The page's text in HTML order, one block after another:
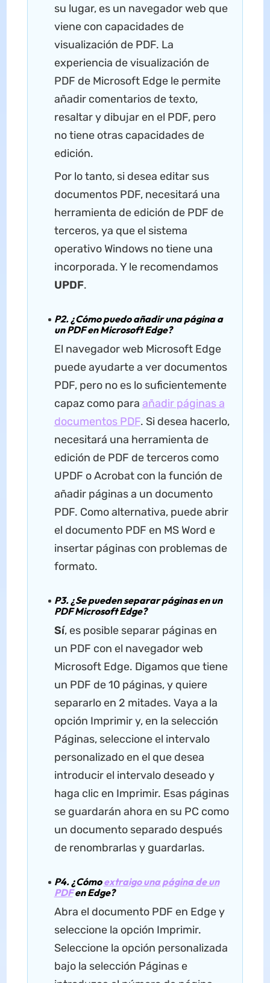
su lugar, es un navegador web que
viene con capacidades de
visualización de PDF. La
experiencia de visualización de
PDF de Microsoft Edge le permite
añadir comentarios de texto,
resaltar y dibujar en el PDF, pero
no tiene otras capacidades de
edición.
Por lo tanto, si desea editar sus
documentos PDF, necesitará una
herramienta de edición de PDF de
terceros, ya que el sistema
operativo Windows no tiene una
incorporada. Y le recomendamos
UPDF.
P2. ¿Cómo puedo añadir una página a
un PDF en Microsoft Edge?
El navegador web Microsoft Edge
puede ayudarte a ver documentos
PDF, pero no es lo suficientemente
capaz como para añadir páginas a
documentos PDF. Si desea hacerlo,
necesitará una herramienta de
edición de PDF de terceros como
UPDF o Acrobat con la función de
añadir páginas a un documento
PDF. Como alternativa, puede abrir
el documento PDF en MS Word e
insertar páginas con problemas de
formato.
P3. ¿Se pueden separar páginas en un
PDF Microsoft Edge?
Sí, es posible separar páginas en
un PDF con el navegador web
Microsoft Edge. Digamos que tiene
un PDF de 10 páginas, y quiere
separarlo en 2 mitades. Vaya a la
opción Imprimir y, en la selección
Páginas, seleccione el intervalo
personalizado en el que desea
introducir el intervalo deseado y
haga clic en Imprimir. Esas páginas
se guardarán ahora en su PC como
un documento separado después
de renombrarlas y guardarlas.
P4. ¿Cómoextraigo una página de un
PDFen Edge?
Abra el documento PDF en Edge y
seleccione la opción Imprimir.
Seleccione la opción personalizada
bajo la selección Páginas e